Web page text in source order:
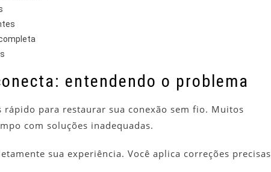
entendendo o problema
para restaurar sua conexão sem fio. Muitos
com soluções inadequadas.
sua experiência. Você aplica correções precisas